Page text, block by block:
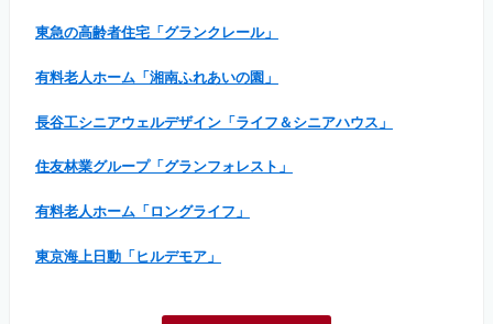
東急の高齢者住宅「グランクレール」
有料老人ホーム「湘南ふれあいの園」
長谷工シニアウェルデザイン「ライフ＆シニアハウス」
住友林業グループ「グランフォレスト」
有料老人ホーム「ロングライフ」
東京海上日動「ヒルデモア」